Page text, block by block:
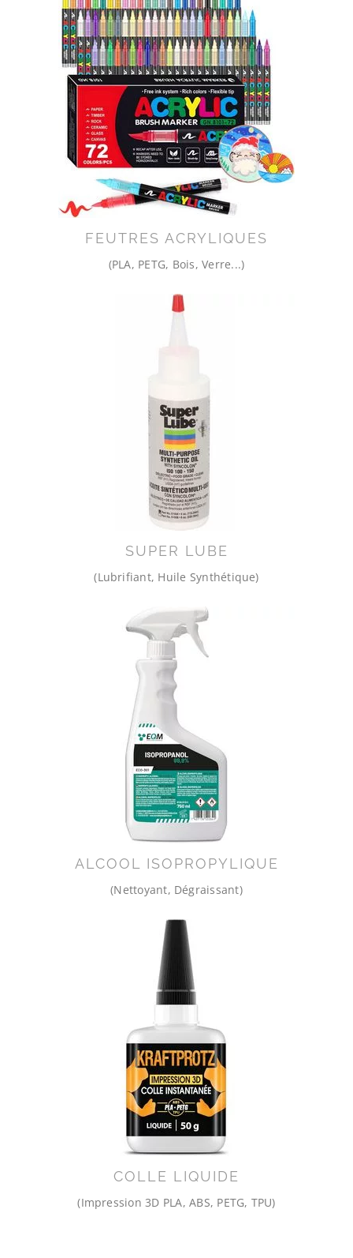
FEUTRES ACRYLIQUES
(PLA, PETG, Bois, Verre...)
SUPER LUBE
(Lubrifiant, Huile Synthétique)
ALCOOL ISOPROPYLIQUE
(Nettoyant, Dégraissant)
COLLE LIQUIDE
(Impression 3D PLA, ABS, PETG, TPU)